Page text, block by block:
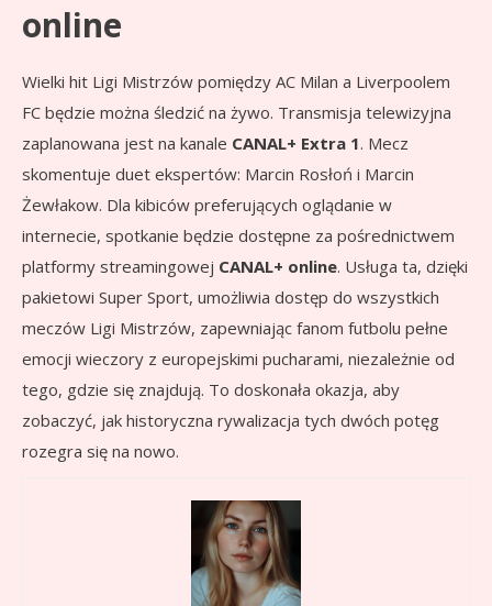
online
Wielki hit Ligi Mistrzów pomiędzy AC Milan a Liverpoolem
FC będzie można śledzić na żywo. Transmisja telewizyjna
zaplanowana jest na kanale CANAL+ Extra 1. Mecz
skomentuje duet ekspertów: Marcin Rosłoń i Marcin
Żewłakow. Dla kibiców preferujących oglądanie w
internecie, spotkanie będzie dostępne za pośrednictwem
platformy streamingowej CANAL+ online. Usługa ta, dzięki
pakietowi Super Sport, umożliwia dostęp do wszystkich
meczów Ligi Mistrzów, zapewniając fanom futbolu pełne
emocji wieczory z europejskimi pucharami, niezależnie od
tego, gdzie się znajdują. To doskonała okazja, aby
zobaczyć, jak historyczna rywalizacja tych dwóch potęg
rozegra się na nowo.